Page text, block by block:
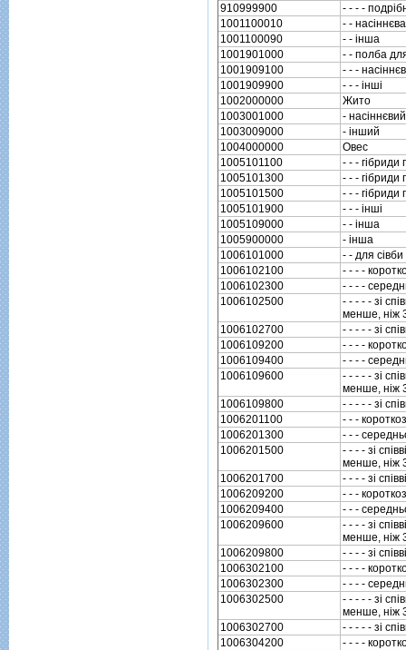
910999900
- - - -
1001100010
- - насiннєва
1001100090
- - iнша
1001901000
- - полба
1001909100
- - -
1001909900
- - - iншi
1002000000
Жито
1003001000
- насiннєвий
1003009000
- iнший
1004000000
Овес
1005101100
- - - гiбриди
1005101300
- - - гiбриди
1005101500
- - - гiбриди
1005101900
- - - iншi
1005109000
- - iнша
1005900000
- iнша
1006101000
- - для сiвби
1006102100
- - - -
1006102300
- - - -
1006102500
- - - - - зi
менше, нiж
1006102700
- - - - - зi
1006109200
- - - -
1006109400
- - - -
1006109600
- - - - - зi
менше, нiж
1006109800
- - - - - зi
1006201100
- - -
1006201300
- - -
1006201500
- - - - зi
менше, нiж
1006201700
- - - - зi
1006209200
- - -
1006209400
- - -
1006209600
- - - - зi
менше, нiж
1006209800
- - - - зi
1006302100
- - - -
1006302300
- - - -
1006302500
- - - - - зi
менше, нiж
1006302700
- - - - - зi
1006304200
- - - -